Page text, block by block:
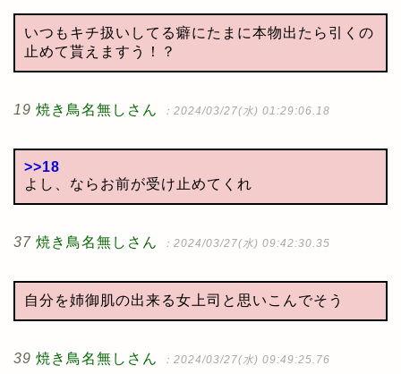
いつもキチ扱いしてる癖にたまに本物出たら引くの
止めて貰えますう！？
19 焼き鳥名無しさん ：2024/03/27(水) 01:29:06.18
>>18
よし、ならお前が受け止めてくれ
37 焼き鳥名無しさん ：2024/03/27(水) 09:42:30.35
自分を姉御肌の出来る女上司と思いこんでそう
39 焼き鳥名無しさん ：2024/03/27(水) 09:49:25.76